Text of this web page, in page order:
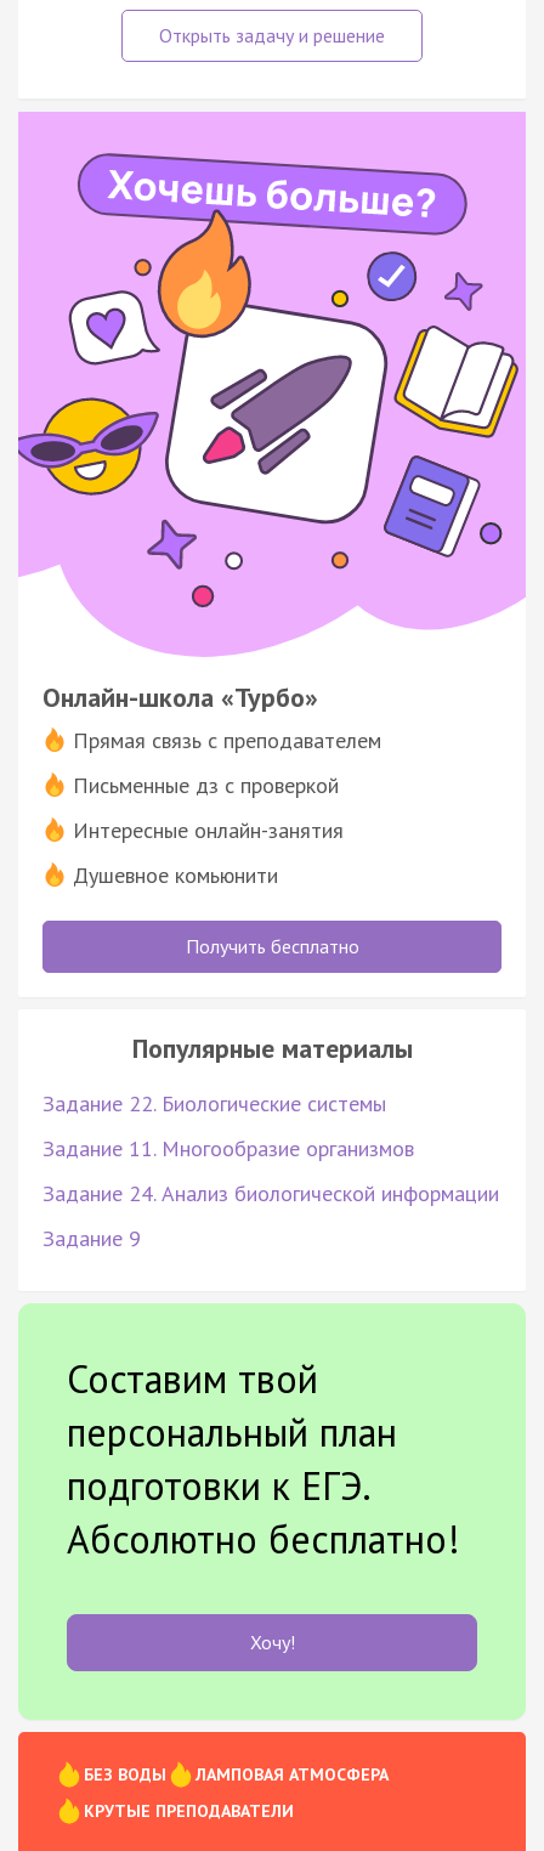
Онлайн-школа «Турбо»
Прямая связь с преподавателем
Письменные дз с проверкой
Интересные онлайн-занятия
Душевное комьюнити
Получить бесплатно
Популярные материалы
Задание 22. Биологические системы
Задание 11. Многообразие организмов
Задание 24. Анализ биологической информации
Задание 9
Составим твой
персональный план
подготовки к ЕГЭ.
Абсолютно бесплатно!
Хочу!
БЕЗ ВОДЫ
ЛАМПОВАЯ АТМОСФЕРА
КРУТЫЕ ПРЕПОДАВАТЕЛИ